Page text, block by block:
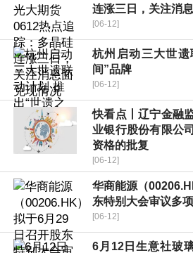
连涨三日，关注消
[06-12]
杭州启动三大世
间”品牌
[06-12]
快看点丨辽宁金融
业银行股份有限公
资格的批复
[06-12]
华商能源（
东特别大会审议多
[06-12]
6月12日生意社玻